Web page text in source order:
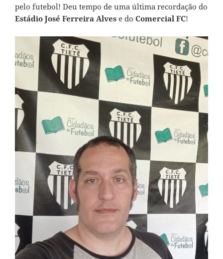
pelo futebol! Deu tempo de uma última recordação do
Estádio José Ferreira Alves e do Comercial FC!